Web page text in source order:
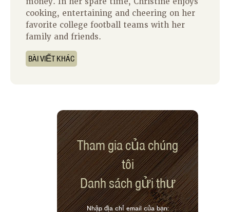
cooking, entertaining and cheering on her
favorite college football teams with her
family and friends.
BÀI VIẾT KHÁC
Tham gia của chúng
tôi
Danh sách gửi thư
Nhập địa chỉ email của bạn: